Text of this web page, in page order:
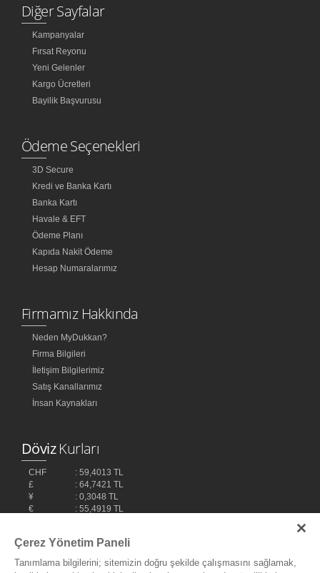
Diğer Sayfalar
Kampanyalar
Fırsat Reyonu
Yeni Gelenler
Kargo Ücretleri
Bayilik Başvurusu
Ödeme Seçenekleri
3D Secure
Kredi ve Banka Kartı
Banka Kartı
Havale & EFT
Ödeme Planı
Kapıda Nakit Ödeme
Hesap Numaralarımız
Firmamız Hakkında
Neden MyDukkan?
Firma Bilgileri
İletişim Bilgilerimiz
Satış Kanallarımız
İnsan Kaynakları
DövizKurları
CHF
: 59,4013 TL
£
: 64,7421 TL
¥
: 0,3048 TL
€
: 55,4919 TL
Çerez Yönetim Paneli
Tanımlama bilgilerini; sitemizin doğru şekilde çalışmasını sağlamak,